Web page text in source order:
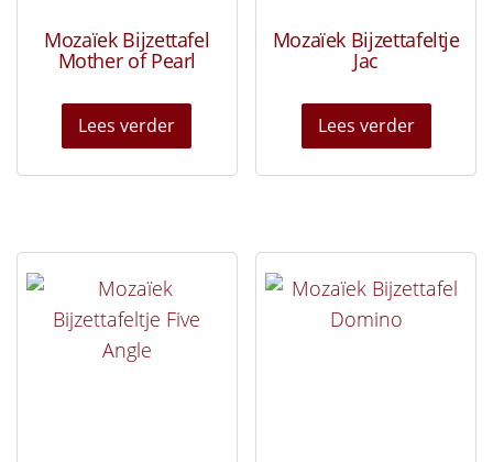
Mozaïek Bijzettafel
Mother of Pearl
Lees verder
Mozaïek Bijzettafeltje
Jac
Lees verder